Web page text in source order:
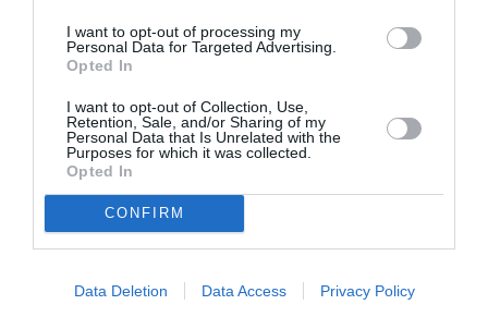
I want to opt-out of processing my
Personal Data for Targeted Advertising.
Opted In
I want to opt-out of Collection, Use,
Retention, Sale, and/or Sharing of my
Personal Data that Is Unrelated with the
Purposes for which it was collected.
Opted In
CONFIRM
Data Deletion Data Access Privacy Policy
ΘΕΑΤΡΟ - ΧΟΡΟΣ / ΝΕΑ
Τρωάδες, του Ζαν
Πωλ Σαρτρ από
την ομάδα
ΘΕΑΜΑ στο
Δημοτικό Θέατρο
Πειραιά
ΘΕΑΤΡΟ - ΧΟΡΟΣ / ΝΕΑ
Αγγελικής
Τρομπούκη στο
Μικρό Θέατρο
Αναβολή